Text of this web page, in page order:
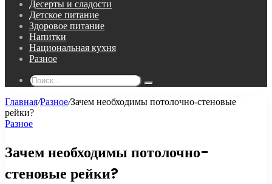
Десерты и сладости
Детское питание
Здоровое питание
Напитки
Национальная кухня
Разное
Поиск...
Главная/Разное/Зачем необходимы потолочно-стеновые
рейки?
Разное
Зачем необходимы потолочно-
стеновые рейки?